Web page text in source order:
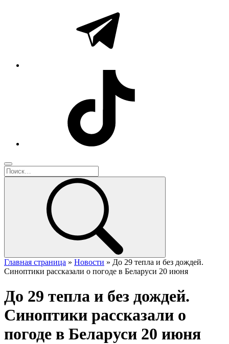
Главная страница » Новости » До 29 тепла и без дождей.
Синоптики рассказали о погоде в Беларуси 20 июня
До 29 тепла и без дождей.
Синоптики рассказали о
погоде в Беларуси 20 июня